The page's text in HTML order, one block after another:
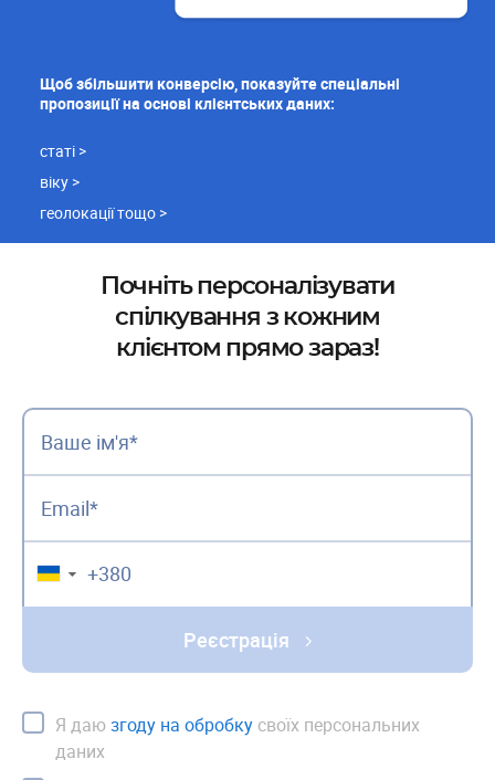
Щоб збільшити конверсію, показуйте спеціальні
пропозиції на основі клієнтських даних:
статі >
віку >
геолокації тощо >
Почніть персоналізувати
спілкування з кожним
клієнтом прямо зараз!
▼
Реєстрація
Я даюзгоду на обробку своїх персональних
даних